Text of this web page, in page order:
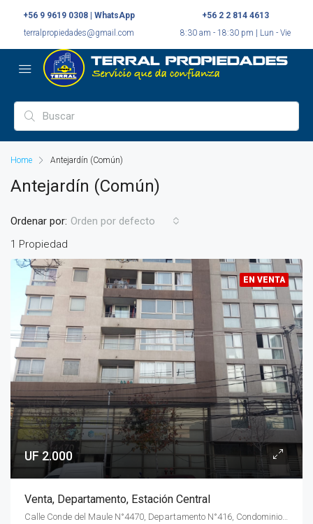
+56 9 9619 0308 | WhatsApp
terralpropiedades@gmail.com
+56 2 2 814 4613
8:30 am - 18:30 pm | Lun - Vie
Home Antejardín (Común)
Antejardín (Común)
1 Propiedad
Ordenar por: Orden por defecto
EN VENTA
UF 2.000
Venta, Departamento, Estación Central